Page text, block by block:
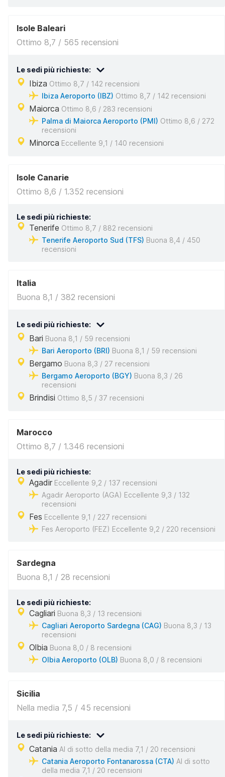
Isole Baleari
Ottimo 8,7 / 565 recensioni
Le sedi più richieste:
Ibiza Ottimo 8,7 / 142 recensioni
Ibiza Aeroporto (IBZ) Ottimo 8,7 / 142 recensioni
Maiorca Ottimo 8,6 / 283 recensioni
Palma di Maiorca Aeroporto (PMI) Ottimo 8,6 / 272
recensioni
Minorca Eccellente 9,1 / 140 recensioni
Isole Canarie
Ottimo 8,6 / 1.352 recensioni
Le sedi più richieste:
Tenerife Ottimo 8,7 / 882 recensioni
Tenerife Aeroporto Sud (TFS) Buona 8,4 / 450
recensioni
Italia
Buona 8,1 / 382 recensioni
Le sedi più richieste:
Bari Buona 8,1 / 59 recensioni
Bari Aeroporto (BRI) Buona 8,1 / 59 recensioni
Bergamo Buona 8,3 / 27 recensioni
Bergamo Aeroporto (BGY) Buona 8,3 / 26
recensioni
Brindisi Ottimo 8,5 / 37 recensioni
Marocco
Ottimo 8,7 / 1.346 recensioni
Le sedi più richieste:
Agadir Eccellente 9,2 / 137 recensioni
Agadir Aeroporto (AGA) Eccellente 9,3 / 132
recensioni
Fes Eccellente 9,1 / 227 recensioni
Fes Aeroporto (FEZ) Eccellente 9,2 / 220 recensioni
Sardegna
Buona 8,1 / 28 recensioni
Le sedi più richieste:
Cagliari Buona 8,3 / 13 recensioni
Cagliari Aeroporto Sardegna (CAG) Buona 8,3 / 13
recensioni
Olbia Buona 8,0 / 8 recensioni
Olbia Aeroporto (OLB) Buona 8,0 / 8 recensioni
Sicilia
Nella media 7,5 / 45 recensioni
Le sedi più richieste:
Catania Al di sotto della media 7,1 / 20 recensioni
Catania Aeroporto Fontanarossa (CTA) Al di sotto
della media 7,1 / 20 recensioni